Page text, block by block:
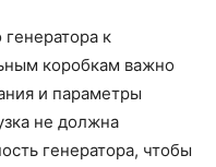
к
коробкам важно
и параметры
не должна
генератора, чтобы